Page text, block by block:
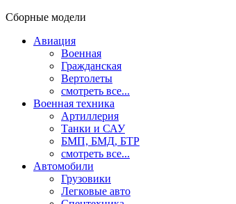
Сборные модели
Авиация
Военная
Гражданская
Вертолеты
смотреть все...
Военная техника
Артиллерия
Танки и САУ
БМП, БМД, БТР
смотреть все...
Автомобили
Грузовики
Легковые авто